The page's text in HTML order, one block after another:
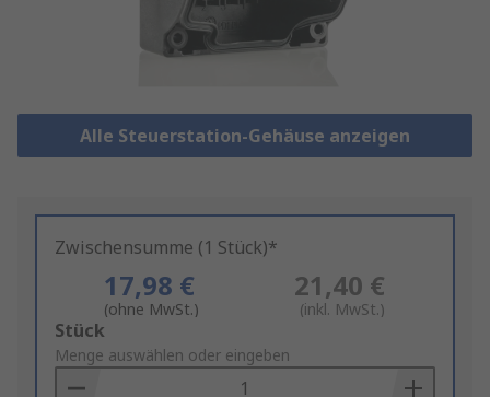
Alle Steuerstation-Gehäuse anzeigen
Zwischensumme (1 Stück)*
17,98 €
(ohne MwSt.)
21,40 €
(inkl. MwSt.)
Add
to
Basket
Stück
Menge auswählen oder eingeben